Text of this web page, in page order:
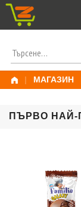
Skip
ПОТЪРСИ
ЗА:
| МАГАЗИН
ПЪРВО НАЙ-